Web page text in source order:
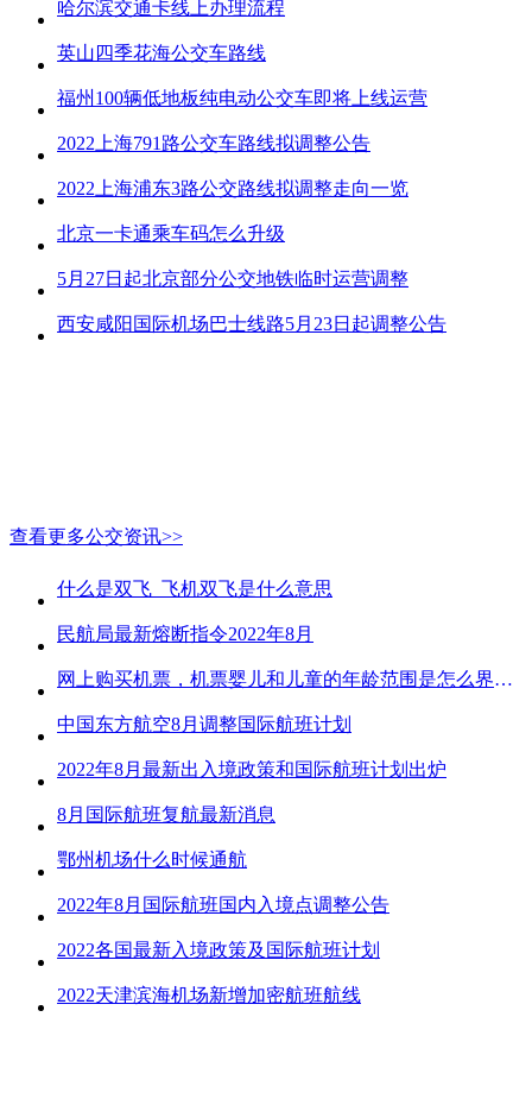
哈尔滨交通卡线上办理流程
英山四季花海公交车路线
福州100辆低地板纯电动公交车即将上线运营
2022上海791路公交车路线拟调整公告
2022上海浦东3路公交路线拟调整走向一览
北京一卡通乘车码怎么升级
5月27日起北京部分公交地铁临时运营调整
西安咸阳国际机场巴士线路5月23日起调整公告
查看更多公交资讯>>
什么是双飞_飞机双飞是什么意思
民航局最新熔断指令2022年8月
网上购买机票，机票婴儿和儿童的年龄范围是怎么界定的？
中国东方航空8月调整国际航班计划
2022年8月最新出入境政策和国际航班计划出炉
8月国际航班复航最新消息
鄂州机场什么时候通航
2022年8月国际航班国内入境点调整公告
2022各国最新入境政策及国际航班计划
2022天津滨海机场新增加密航班航线